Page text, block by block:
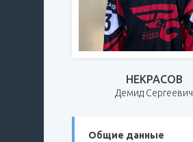
НЕКРАСОВ
Демид Сергеевич
Общие данные